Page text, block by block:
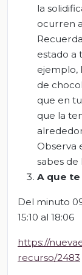
la
ocurren
estado a
ejemplo,
de
que en
que la
Observa
sabes de
A que
Del minuto
15:10 al 18:06
https://
recurso/2483